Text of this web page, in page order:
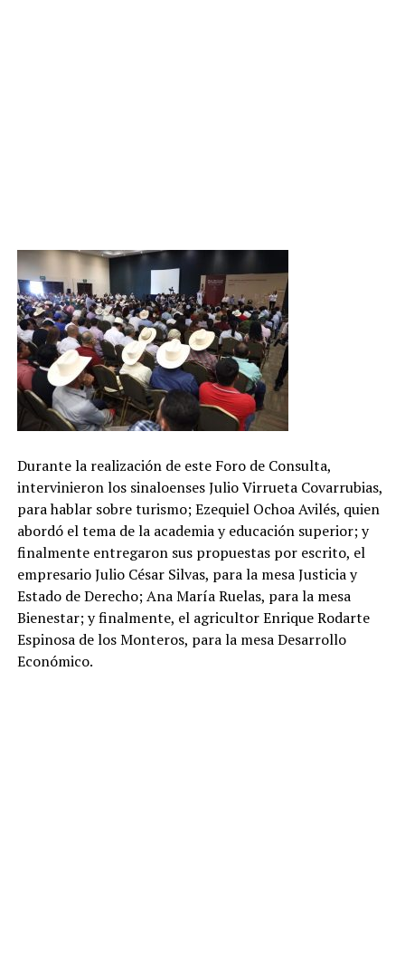
Durante la realización de este Foro de Consulta,
intervinieron los sinaloenses Julio Virrueta Covarrubias,
para hablar sobre turismo; Ezequiel Ochoa Avilés, quien
abordó el tema de la academia y educación superior; y
finalmente entregaron sus propuestas por escrito, el
empresario Julio César Silvas, para la mesa Justicia y
Estado de Derecho; Ana María Ruelas, para la mesa
Bienestar; y finalmente, el agricultor Enrique Rodarte
Espinosa de los Monteros, para la mesa Desarrollo
Económico.